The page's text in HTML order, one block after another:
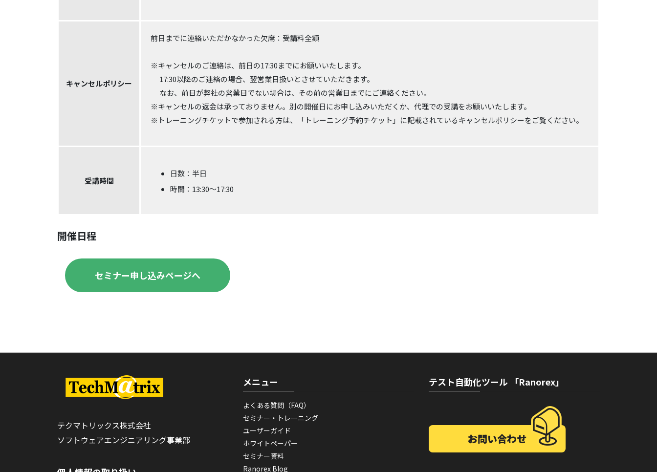
キャンセルポリシー
前日までに連絡いただかなかった欠席：受講料全額
※キャンセルのご連絡は、前日の17:30までにお願いいたします。
17:30以降のご連絡の場合、翌営業日扱いとさせていただきます。
なお、前日が弊社の営業日でない場合は、その前の営業日までにご連絡ください。
※キャンセルの返金は承っておりません。別の開催日にお申し込みいただくか、代理での受講をお願いいたします。
※トレーニングチケットで参加される方は、「トレーニング予約チケット」に記載されているキャンセルポリシーをご覧ください。
受講時間
日数：半日
時間：13:30～17:30
開催日程
セミナー申し込みページへ
テクマトリックス株式会社
ソフトウェアエンジニアリング事業部
メニュー
よくある質問（FAQ）
セミナー・トレーニング
ユーザーガイド
ホワイトペーパー
セミナー資料
Ranorex Blog
テスト自動化ツール 「Ranorex」
お問い合わせ